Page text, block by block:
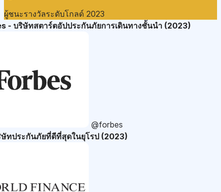
ผู้ชนะรางวัลระดับโกลด์ 2023
- บริษัทสตาร์ตอัปประกันภัยการเดินทางชั้นนำ (2023)
@forbes
ทประกันภัยที่ดีที่สุดในยุโรป (2023)